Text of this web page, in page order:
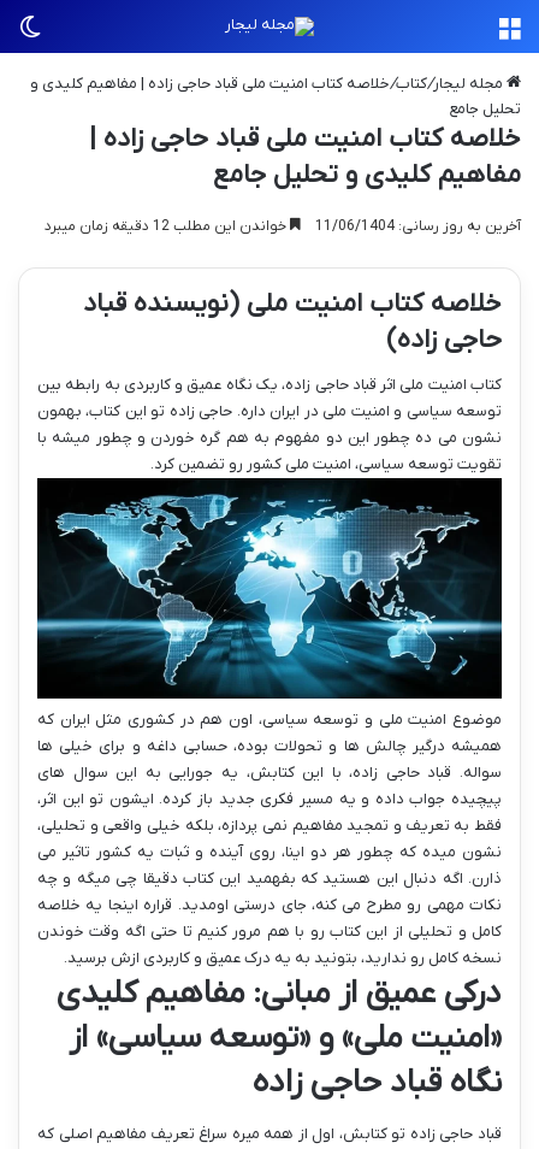
مجله لیجار/کتاب/خلاصه کتاب امنیت ملی قباد حاجی زاده | مفاهیم کلیدی و
تحلیل جامع
خلاصه کتاب امنیت ملی قباد حاجی زاده |
مفاهیم کلیدی و تحلیل جامع
آخرین به روز رسانی: 11/06/1404 خواندن این مطلب 12 دقیقه زمان میبرد
خلاصه کتاب امنیت ملی (نویسنده قباد
حاجی زاده)
کتاب امنیت ملی اثر قباد حاجی زاده، یک نگاه عمیق و کاربردی به رابطه بین
توسعه سیاسی و امنیت ملی در ایران داره. حاجی زاده تو این کتاب، بهمون
نشون می ده چطور این دو مفهوم به هم گره خوردن و چطور میشه با
تقویت توسعه سیاسی، امنیت ملی کشور رو تضمین کرد.
موضوع امنیت ملی و توسعه سیاسی، اون هم در کشوری مثل ایران که
همیشه درگیر چالش ها و تحولات بوده، حسابی داغه و برای خیلی ها
سواله. قباد حاجی زاده، با این کتابش، یه جورایی به این سوال های
پیچیده جواب داده و یه مسیر فکری جدید باز کرده. ایشون تو این اثر،
فقط به تعریف و تمجید مفاهیم نمی پردازه، بلکه خیلی واقعی و تحلیلی،
نشون میده که چطور هر دو اینا، روی آینده و ثبات یه کشور تاثیر می
ذارن. اگه دنبال این هستید که بفهمید این کتاب دقیقا چی میگه و چه
نکات مهمی رو مطرح می کنه، جای درستی اومدید. قراره اینجا یه خلاصه
کامل و تحلیلی از این کتاب رو با هم مرور کنیم تا حتی اگه وقت خوندن
نسخه کامل رو ندارید، بتونید به یه درک عمیق و کاربردی ازش برسید.
درکی عمیق از مبانی: مفاهیم کلیدی
«امنیت ملی» و «توسعه سیاسی» از
نگاه قباد حاجی زاده
قباد حاجی زاده تو کتابش، اول از همه میره سراغ تعریف مفاهیم اصلی که